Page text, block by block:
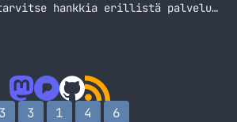
hankkia erillistä palvelua
3 3 1 4 6